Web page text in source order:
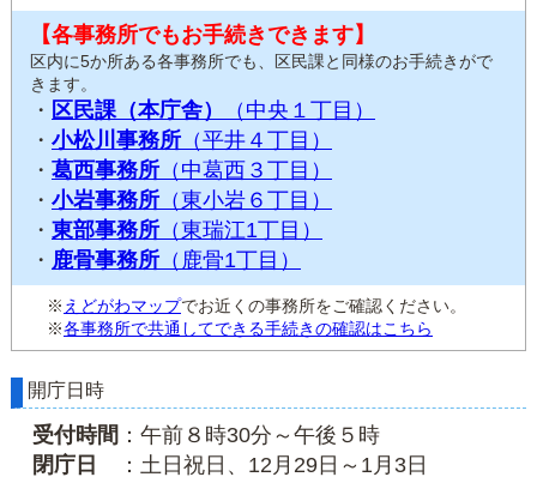
【各事務所でもお手続きできます】
区内に5か所ある各事務所でも、区民課と同様のお手続きがで
きます。
・ 区民課（本庁舎）
（中央１丁目）
・ 小松川事務所 （平井４丁目）
・ 葛西事務所 （中葛西３丁目）
・ 小岩事務所 （東小岩６丁目）
・ 東部事務所 （東瑞江1丁目）
・ 鹿骨事務所 （鹿骨1丁目）
※ えどがわマップでお近くの事務所をご確認ください。
※各事務所で共通してできる手続きの確認はこちら
開庁日時
受付時間 ：午前８時30分～午後５時
閉庁日
：土日祝日、12月29日～1月3日